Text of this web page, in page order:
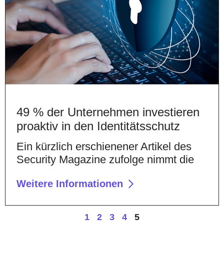
49 % der Unternehmen investieren
proaktiv in den Identitätsschutz
Ein kürzlich erschienener Artikel des
Security Magazine zufolge nimmt die
Weitere Informationen
1 2 3 4 5